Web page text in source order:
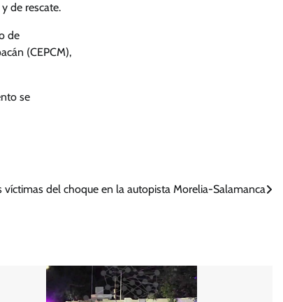
de rescate.
de
(CEPCM),
se
víctimas del choque en la autopista Morelia-Salamanca